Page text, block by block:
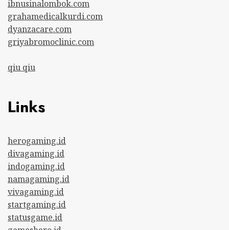
ibnusinalombok.com
grahamedicalkurdi.com
dyanzacare.com
griyabromoclinic.com
qiu qiu
Links
herogaming.id
divagaming.id
indogaming.id
namagaming.id
vivagaming.id
startgaming.id
statusgame.id